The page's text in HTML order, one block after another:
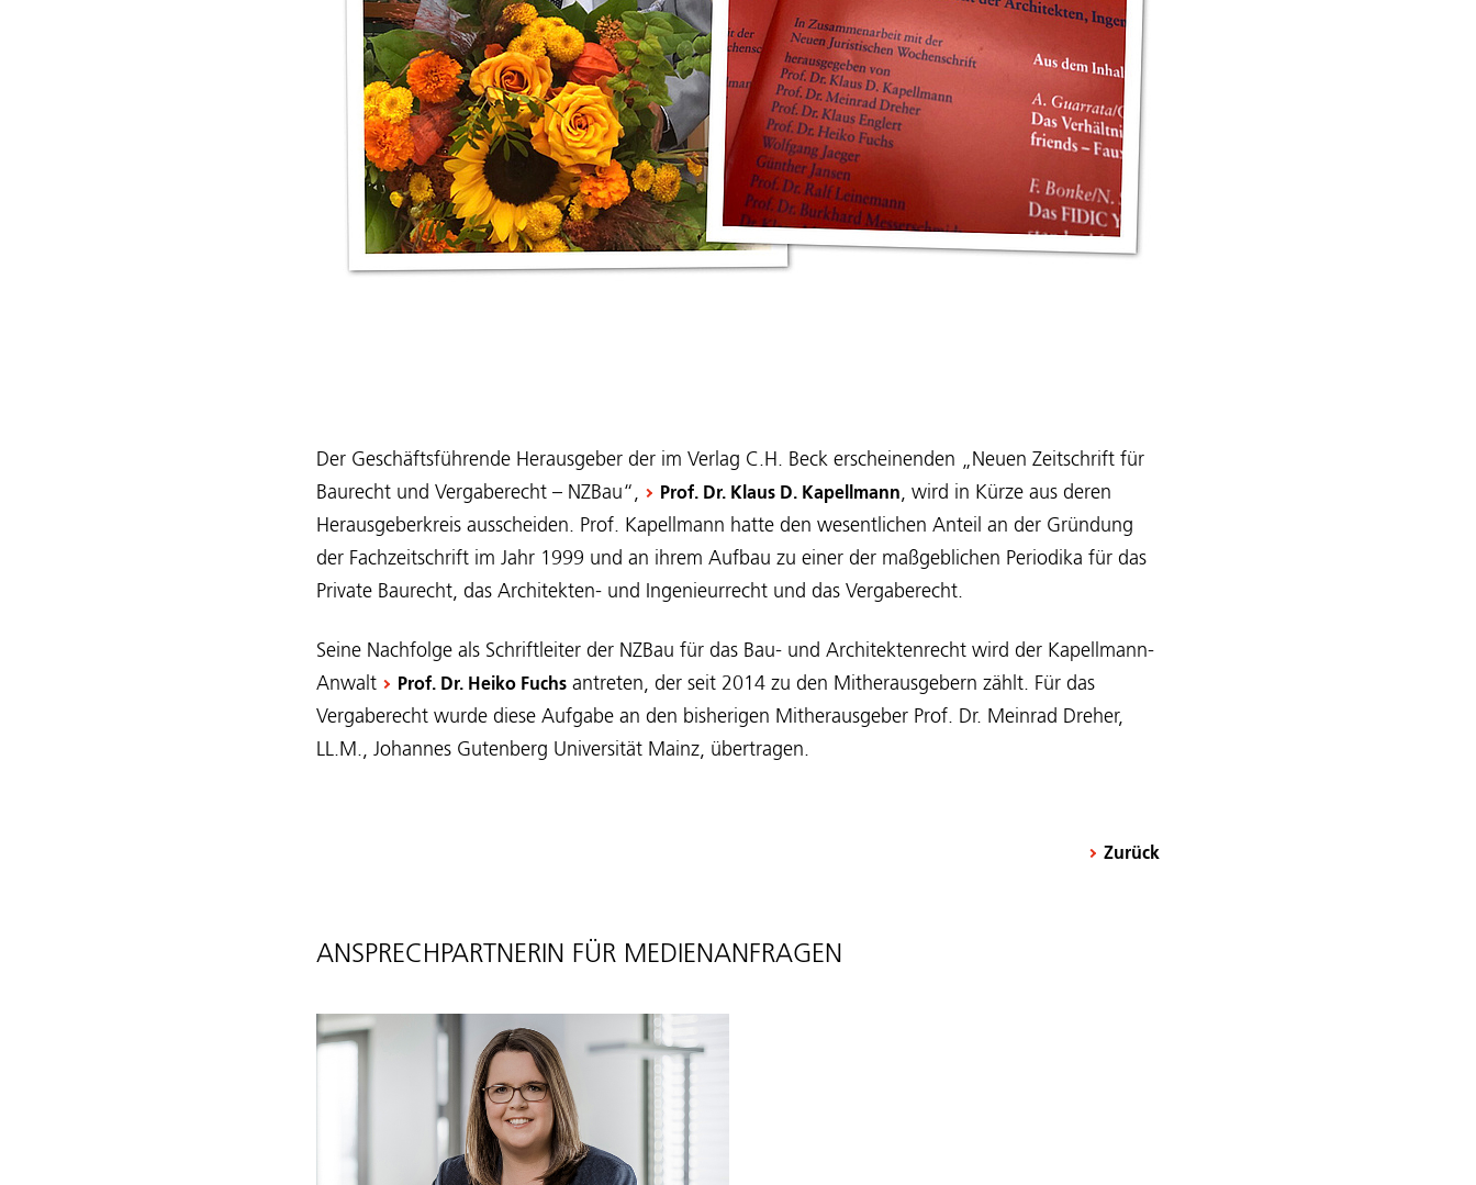
Der Geschäftsführende Herausgeber der im Verlag C.H. Beck erscheinenden „Neuen Zeitschrift für
Baurecht und Vergaberecht – NZBau“,
Prof. Dr. Klaus D. Kapellmann, wird in Kürze aus deren
Herausgeberkreis ausscheiden. Prof. Kapellmann hatte den wesentlichen Anteil an der Gründung
der Fachzeitschrift im Jahr 1999 und an ihrem Aufbau zu einer der maßgeblichen Periodika für das
Private Baurecht, das Architekten- und Ingenieurrecht und das Vergaberecht.
Seine Nachfolge als Schriftleiter der NZBau für das Bau- und Architektenrecht wird der Kapellmann-
Anwalt
Prof. Dr. Heiko Fuchs antreten, der seit 2014 zu den Mitherausgebern zählt. Für das
Vergaberecht wurde diese Aufgabe an den bisherigen Mitherausgeber Prof. Dr. Meinrad Dreher,
LL.M., Johannes Gutenberg Universität Mainz, übertragen.
Zurück
ANSPRECHPARTNERIN FÜR MEDIENANFRAGEN